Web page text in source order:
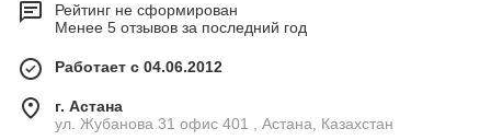
Рейтинг не сформирован
Менее 5 отзывов за последний год
Работает с 04.06.2012
г. Астана
ул. Жубанова 31 офис 401 , Астана, Казахстан